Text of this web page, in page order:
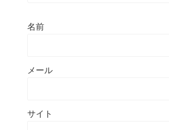
名前
メール
サイト